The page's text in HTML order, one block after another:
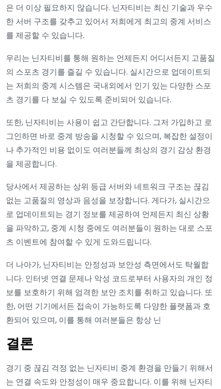
은 더 이상 필요하지 않습니다. 닌자티비는 최신 기술과 우수
한 서버 구조를 갖추고 있어서 저희에게 최고의 중계 서비스
를 제공할 수 있습니다.
우리는 닌자티비를 통해 원하는 언제든지 어디서든지 고품질
의 스포츠 경기를 즐길 수 있습니다. 실시간으로 업데이트되
는 저희의 중계 시스템은 국내외에서 인기 있는 다양한 스포
츠 경기를 다 보실 수 있도록 준비되어 있습니다.
또한, 닌자티비는 사용이 쉽고 간단합니다. 그저 가입하고 로
그인하면 바로 중계 방송을 시청할 수 있으며, 복잡한 설정이
나 추가적인 비용 없이도 여러분들께 최상의 경기 감상 환경
을 제공합니다.
당사에서 제공하는 상위 등급 서버와 네트워크 구조는 끊김
없는 고품질의 영상과 음성을 보장합니다. 게다가, 실시간으
로 업데이트되는 경기 정보를 제공하여 언제든지 최신 상황
을 파악하고, 중계 시청 중에도 여러분들이 원하는 대로 스포
츠 이벤트에 참여할 수 있게 도와드립니다.
더 나아가, 닌자티비는 안정성과 보안성 측면에서도 탁월합
니다. 인터넷 연결 문제나 악성 코드로부터 사용자의 개인 정
보를 보호하기 위해 엄격한 보안 조치를 취하고 있습니다. 또
한, 어떤 기기에서든 접속이 가능하도록 다양한 플랫폼과 호
환되어 있으며, 이를 통해 여러분들은 항상 닌
결론
경기 중 끊김 걱정 없는 닌자티비 중계 환경을 만들기 위해서
는 연결 속도와 안정성이 매우 중요합니다. 이를 위해 닌자티